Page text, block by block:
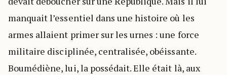
manquait l’essentiel dans une histoire où les
armes allaient primer sur les urnes : une force
militaire disciplinée, centralisée, obéissante.
Boumédiène, lui, la possédait. Elle était là, aux